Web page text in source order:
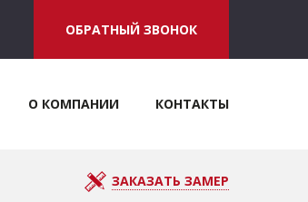
ОБРАТНЫЙ ЗВОНОК
О КОМПАНИИ КОНТАКТЫ
ЗАКАЗАТЬ ЗАМЕР